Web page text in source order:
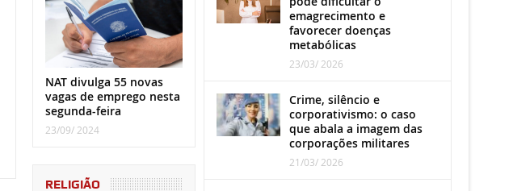
NAT divulga 55 novas
vagas de emprego nesta
segunda-feira
23/09/ 2024
RELIGIÃO
emagrecimento e
favorecer doenças
metabólicas
23/03/ 2026
Crime, silêncio e
corporativismo: o caso
que abala a imagem das
corporações militares
21/03/ 2026